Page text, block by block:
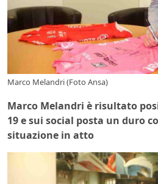
Marco Melandri (Foto Ansa)
Marco Melandri è risultato
19 e sui social posta un duro
situazione in atto